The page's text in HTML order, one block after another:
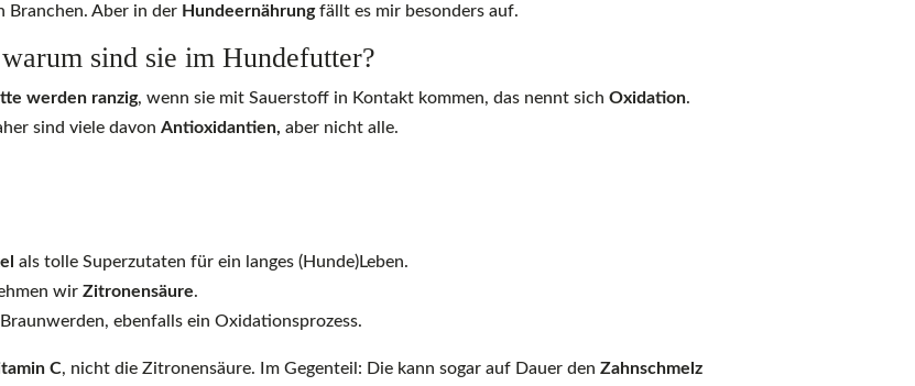
Branchen. Aber in der Hundeernährungfällt es mir besonders auf.
sind sie im Hundefutter?
werden ranzig, wenn sie mit Sauerstoff in Kontakt kommen, das nennt sichOxidation.
sind viele davonAntioxidantien, aber nicht alle.
als tolle Superzutaten für ein langes (Hunde)Leben.
wirZitronensäure.
ebenfalls ein Oxidationsprozess.
C, nicht die Zitronensäure. Im Gegenteil: Die kann sogar auf Dauer denZahnschmelz